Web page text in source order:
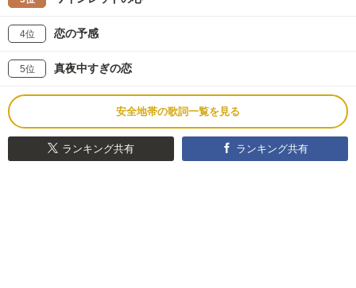
4位 恋の予感
5位 真夜中すぎの恋
安全地帯の歌詞一覧を見る
ランキング共有 ランキング共有